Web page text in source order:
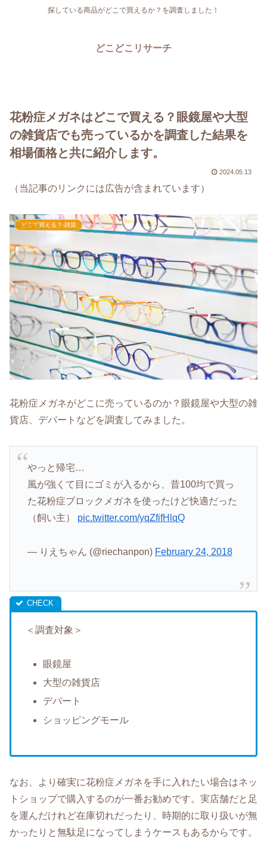
探している商品がどこで買えるか？を調査しました！
どこどこリサーチ
花粉症メガネはどこで買える？眼鏡屋や大型
の雑貨店でも売っているかを調査した結果を
相場価格と共に紹介します。
2024.05.13
（当記事のリンクには広告が含まれています）
どこで買える？-雑貨
花粉症メガネがどこに売っているのか？眼鏡屋や大型の雑
貨店、デパートなどを調査してみました。
やっと帰宅…
風が強くて目にゴミが入るから、昔100均で買っ
た花粉症ブロックメガネを使ったけど快適だった
（飼い主） pic.twitter.com/yqZfifHlqQ
— りえちゃん (@riechanpon) February 24, 2018
＜調査対象＞
眼鏡屋
大型の雑貨店
デパート
ショッピングモール
なお、より確実に花粉症メガネを手に入れたい場合はネッ
トショップで購入するのが一番お勧めです。実店舗だと足
を運んだけれど在庫切れだったり、時期的に取り扱いが無
かったりと無駄足になってしまうケースもあるからです。